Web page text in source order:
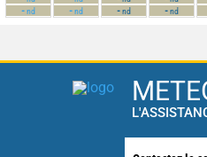
-nd -nd -nd -nd